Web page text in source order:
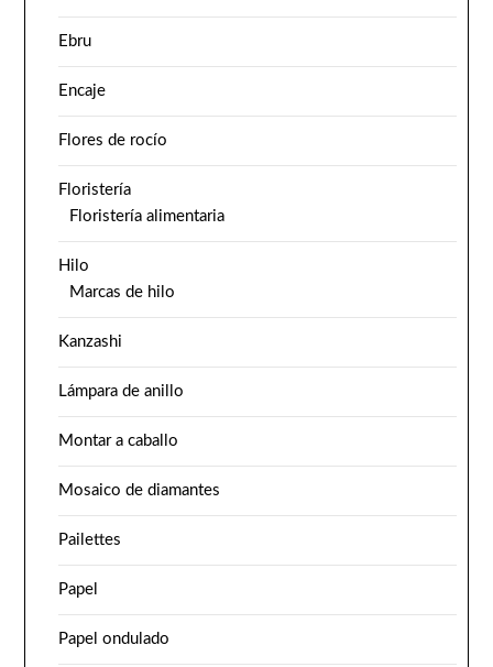
Ebru
Encaje
Flores de rocío
Floristería
Floristería alimentaria
Hilo
Marcas de hilo
Kanzashi
Lámpara de anillo
Montar a caballo
Mosaico de diamantes
Pailettes
Papel
Papel ondulado